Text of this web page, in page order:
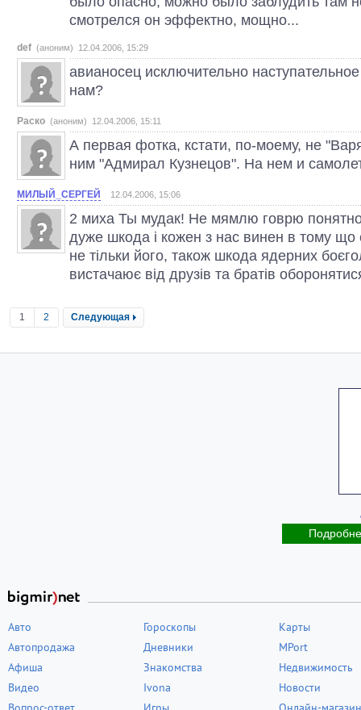
смотрелся он эффектно, мощно...
def (аноним) 12.04.2006, 15:29
авианосец исключительно
нам?
Раско (аноним) 12.04.2006, 15:11
А первая фотка, кстати, по-моему, не
ним "Адмирал Кузнецов". На нем и
МИЛЫЙ_СЕРГЕЙ 12.04.2006, 15:06
2 миха Ты мудак! Не мямлю говрю
дуже шкода і кожен з нас винен в тому що
не тільки його, також шкода ядерних
вистачаює від друзів та братів
1 2 Следующая
Авто
Автопродажа
Афиша
Видео
Гороскопы
Дневники
Знакомства
Ivona
Карты
MPort
Недвижимость
Новости